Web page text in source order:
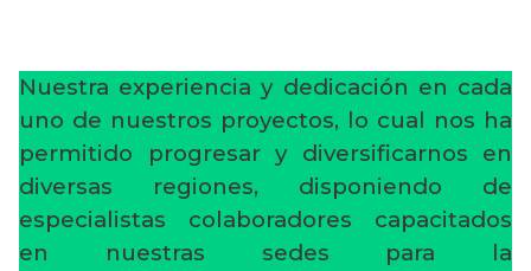
Nuestra experiencia y dedicación en cada
uno de nuestros proyectos, lo cual nos ha
permitido progresar y diversificarnos en
diversas regiones, disponiendo de
especialistas colaboradores capacitados
en nuestras sedes para la